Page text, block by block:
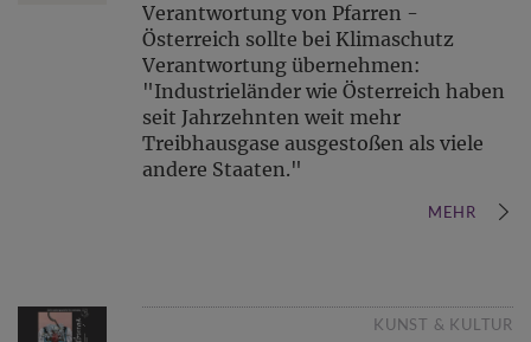
Verantwortung von Pfarren -
Österreich sollte bei Klimaschutz
Verantwortung übernehmen:
"Industrieländer wie Österreich haben
seit Jahrzehnten weit mehr
Treibhausgase ausgestoßen als viele
andere Staaten."
MEHR
KUNST & KULTUR